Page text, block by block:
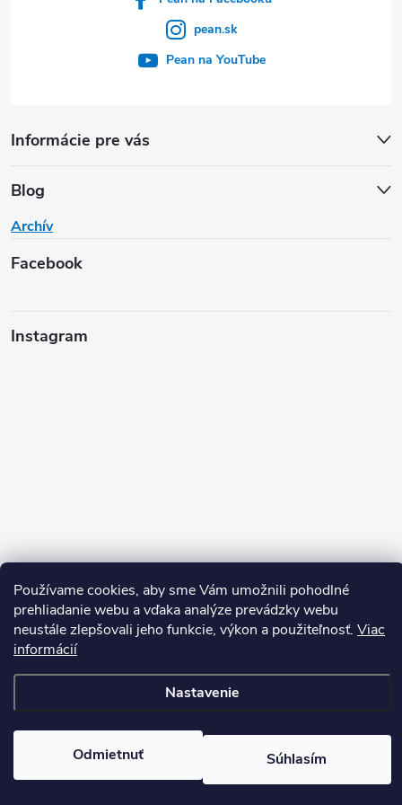
Používame cookies, aby sme Vám umožnili pohodlné
prehliadanie webu a vďaka analýze prevádzky webu
neustále zlepšovali jeho funkcie, výkon a použiteľnosť. Viac
informácií
Nastavenie
Odmietnuť Súhlasím
Informácie pre vás
Blog
Archív
Facebook
pean.sk
Pean na YouTube
Instagram
Sledovať na Instagrame
Copyright 2026
cookies